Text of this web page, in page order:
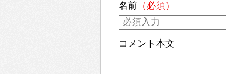
名前 （必須）
コメント本文